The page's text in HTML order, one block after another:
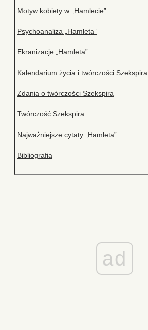
Motyw kobiety w „Hamlecie”
Psychoanaliza „Hamleta”
Ekranizacje „Hamleta”
Kalendarium życia i twórczości Szekspira
Zdania o twórczości Szekspira
Twórczość Szekspira
Najważniejsze cytaty „Hamleta”
Bibliografia
ad